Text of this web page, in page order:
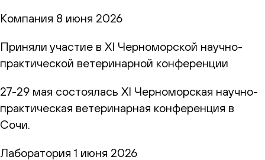
Компания 8 июня 2026
Приняли участие в XI Черноморской научно-
практической ветеринарной конференции
27-29 мая состоялась XI Черноморская научно-
практическая ветеринарная конференция в
Сочи.
Лаборатория 1 июня 2026